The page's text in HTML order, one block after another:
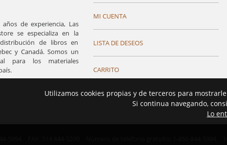
de experiencia, Las
se especializa en la
de libros en
y Canadá. Somos un
para los materiales
MI CUENTA
LISTA DE DESEOS
CARRITO
Utilizamos cookies propias y de terceros para
Si continua navegando,
Lo